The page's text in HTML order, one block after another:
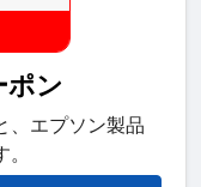
ポン
、エプソン製品